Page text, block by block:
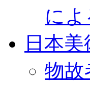
によ
日本
物故